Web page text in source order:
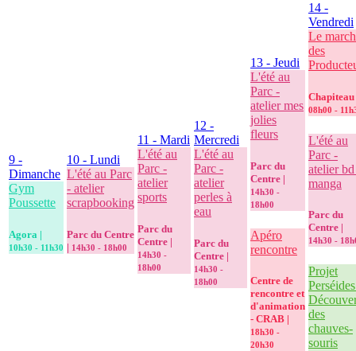
9 -
Dimanche
Gym
Poussette
Agora |
10h30 - 11h30
10 - Lundi
L'été au Parc
- atelier
scrapbooking
Parc du Centre
| 14h30 - 18h00
11 - Mardi
L'été au
Parc -
atelier
sports
Parc du
Centre |
14h30 -
18h00
12 -
Mercredi
L'été au
Parc -
atelier
perles à
eau
Parc du
Centre |
14h30 -
18h00
13 - Jeudi
L'été au
Parc -
atelier mes
jolies
fleurs
Parc du
Centre |
14h30 -
18h00
Apéro
rencontre
Centre de
rencontre et
d'animation
- CRAB |
18h30 -
20h30
14 -
Vendredi
Le
des
Chapiteau
08h00 -
L'été au
Parc -
atelier
manga
Parc du
Centre |
14h30 -
Projet
des
chauves-
souris